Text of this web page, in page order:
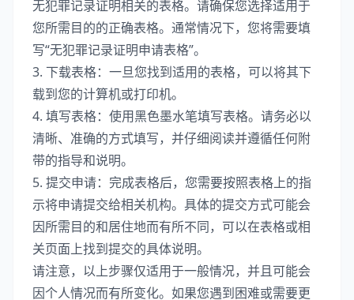
无犯罪记录证明相关的表格。请确保您选择适用于
您所需目的的正确表格。通常情况下，您将需要填
写“无犯罪记录证明申请表格”。
3. 下载表格：一旦您找到适用的表格，可以将其下
载到您的计算机或打印机。
4. 填写表格：使用黑色墨水笔填写表格。请务必以
清晰、准确的方式填写，并仔细阅读并遵循任何附
带的指导和说明。
5. 提交申请：完成表格后，您需要按照表格上的指
示将申请提交给相关机构。具体的提交方式可能会
因所需目的和居住地而有所不同，可以在表格或相
关页面上找到提交的具体说明。
请注意，以上步骤仅适用于一般情况，并且可能会
因个人情况而有所变化。如果您遇到困难或需要更